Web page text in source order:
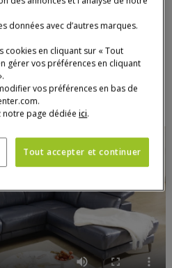
AU PANIER
données avec d’autres marques.
cookies en cliquant sur « Tout
gérer vos préférences en cliquant
vos préférences en bas de
notre page dédiéeici.
Tout accepter et continuer